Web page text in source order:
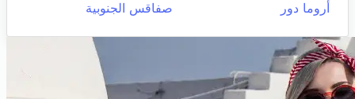
أروما دور
صفاقس الجنوبية